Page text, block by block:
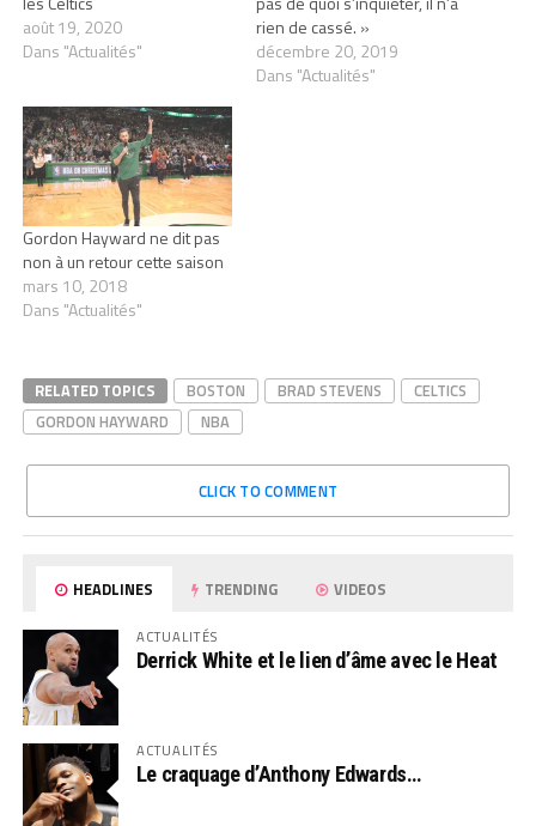
août 19, 2020
Dans "Actualités"
rien de cassé. »
décembre 20, 2019
Dans "Actualités"
Gordon Hayward ne dit pas
non à un retour cette saison
mars 10, 2018
Dans "Actualités"
RELATED TOPICS BOSTON BRAD STEVENS
CELTICS
GORDON HAYWARD
NBA
CLICK TO COMMENT
HEADLINES TRENDING VIDEOS
ACTUALITÉS
Derrick White et le lien d’âme avec le Heat
ACTUALITÉS
Le craquage d’Anthony Edwards…